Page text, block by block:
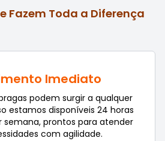
Fazem Toda a Diferença
Imediato
podem surgir a qualquer
estamos disponíveis 24 horas
semana, prontos para atender
com agilidade.